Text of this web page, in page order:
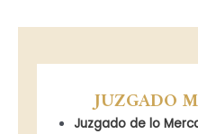
JUZGADO
Juzgado de lo